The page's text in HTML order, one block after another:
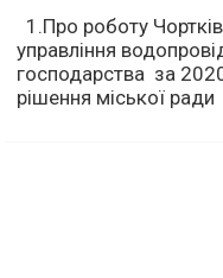
1.Про роботу
управління
господарства за
рішення міської